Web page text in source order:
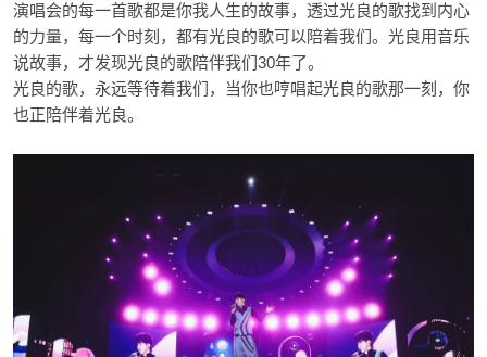
演唱会的每一首歌都是你我人生的故事，透过光良的歌找到内心
的力量，每一个时刻，都有光良的歌可以陪着我们。光良用音乐
说故事，才发现光良的歌陪伴我们30年了。
光良的歌，永远等待着我们，当你也哼唱起光良的歌那一刻，你
也正陪伴着光良。